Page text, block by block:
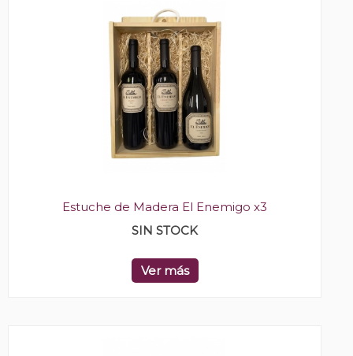
Estuche de Madera El Enemigo x3
SIN STOCK
Ver más